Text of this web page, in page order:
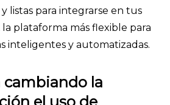
listas para integrarse en tus
la plataforma más flexible para
inteligentes y automatizadas.
cambiando la